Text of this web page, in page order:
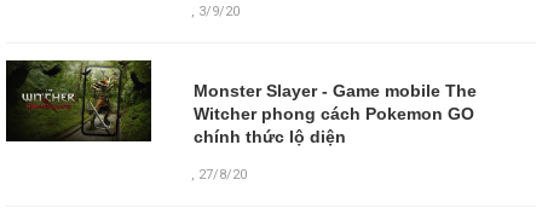
, 3/9/20
Monster Slayer - Game mobile The
Witcher phong cách Pokemon GO
chính thức lộ diện
, 27/8/20